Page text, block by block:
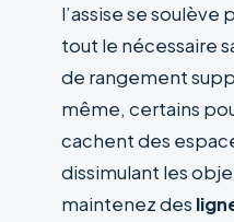
l’assise se
tout le nécessaire
de rangement
même, certains
cachent des
dissimulant les
maintenez des